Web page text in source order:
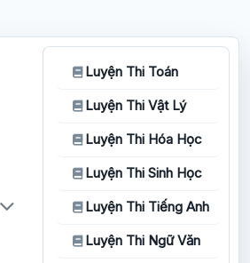
Luyện Thi Toán
Luyện Thi Vật Lý
Luyện Thi Hóa Học
Luyện Thi Sinh Học
Luyện Thi Tiếng Anh
Luyện Thi Ngữ Văn